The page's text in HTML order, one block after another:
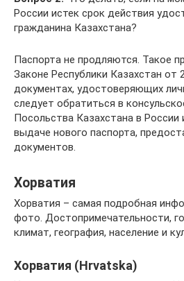
России истек срок действия
гражданина Казахстана?
Паспорта не продляются. Такое
Законе Республики Казахстан от
документах, удостоверяющих
следует обратиться в
Посольства Казахстана в России
выдаче нового паспорта,
документов.
Хорватия
Хорватия – самая подробная
фото. Достопримечательности,
климат, география, население и
Хорватия (Hrvatska)